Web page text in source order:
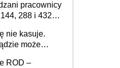
pracownicy
288 i 432
nie kasuje.
może
ROD –